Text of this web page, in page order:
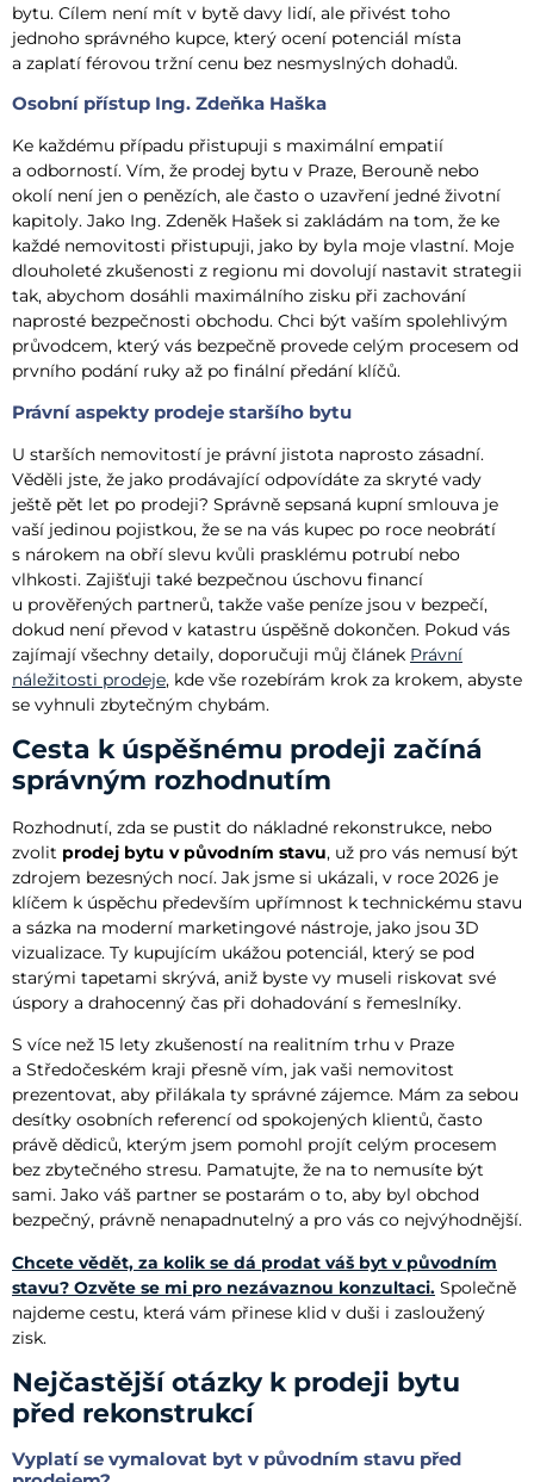
bytu. Cílem není mít v bytě davy lidí, ale přivést toho
jednoho správného kupce, který ocení potenciál místa
a zaplatí férovou tržní cenu bez nesmyslných dohadů.
Osobní přístup Ing. Zdeňka Haška
Ke každému případu přistupuji s maximální empatií
a odborností. Vím, že prodej bytu v Praze, Berouně nebo
okolí není jen o penězích, ale často o uzavření jedné životní
kapitoly. Jako Ing. Zdeněk Hašek si zakládám na tom, že ke
každé nemovitosti přistupuji, jako by byla moje vlastní. Moje
dlouholeté zkušenosti z regionu mi dovolují nastavit strategii
tak, abychom dosáhli maximálního zisku při zachování
naprosté bezpečnosti obchodu. Chci být vaším spolehlivým
průvodcem, který vás bezpečně provede celým procesem od
prvního podání ruky až po finální předání klíčů.
Právní aspekty prodeje staršího bytu
U starších nemovitostí je právní jistota naprosto zásadní.
Věděli jste, že jako prodávající odpovídáte za skryté vady
ještě pět let po prodeji? Správně sepsaná kupní smlouva je
vaší jedinou pojistkou, že se na vás kupec po roce neobrátí
s nárokem na obří slevu kvůli prasklému potrubí nebo
vlhkosti. Zajišťuji také bezpečnou úschovu financí
u prověřených partnerů, takže vaše peníze jsou v bezpečí,
dokud není převod v katastru úspěšně dokončen. Pokud vás
zajímají všechny detaily, doporučuji můj článek Právní
náležitosti prodeje, kde vše rozebírám krok za krokem, abyste
se vyhnuli zbytečným chybám.
Cesta k úspěšnému prodeji začíná
správným rozhodnutím
Rozhodnutí, zda se pustit do nákladné rekonstrukce, nebo
zvolit prodej bytu v původním stavu, už pro vás nemusí být
zdrojem bezesných nocí. Jak jsme si ukázali, v roce 2026 je
klíčem k úspěchu především upřímnost k technickému stavu
a sázka na moderní marketingové nástroje, jako jsou 3D
vizualizace. Ty kupujícím ukážou potenciál, který se pod
starými tapetami skrývá, aniž byste vy museli riskovat své
úspory a drahocenný čas při dohadování s řemeslníky.
S více než 15 lety zkušeností na realitním trhu v Praze
a Středočeském kraji přesně vím, jak vaši nemovitost
prezentovat, aby přilákala ty správné zájemce. Mám za sebou
desítky osobních referencí od spokojených klientů, často
právě dědiců, kterým jsem pomohl projít celým procesem
bez zbytečného stresu. Pamatujte, že na to nemusíte být
sami. Jako váš partner se postarám o to, aby byl obchod
bezpečný, právně nenapadnutelný a pro vás co nejvýhodnější.
Chcete vědět, za kolik se dá prodat váš byt v původním
stavu? Ozvěte se mi pro nezávaznou konzultaci. Společně
najdeme cestu, která vám přinese klid v duši i zasloužený
zisk.
Nejčastější otázky k prodeji bytu
před rekonstrukcí
Vyplatí se vymalovat byt v původním stavu před